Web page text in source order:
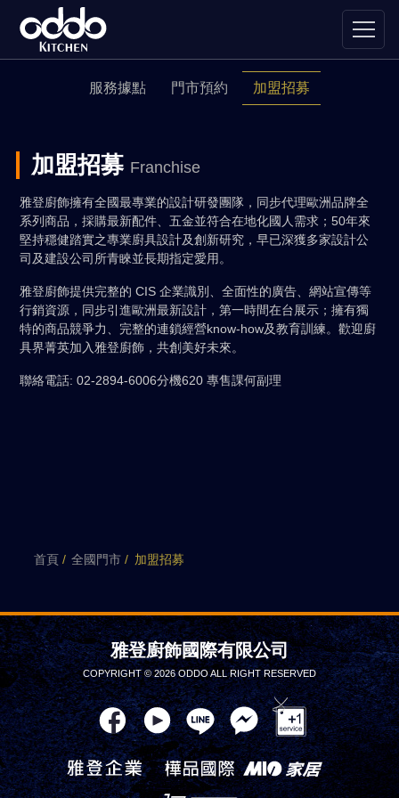
服務據點 門市預約 加盟招募
加盟招募 Franchise
雅登廚飾擁有全國最專業的設計研發團隊，同步代理歐洲品牌全
系列商品，採購最新配件、五金並符合在地化國人需求；50年來
堅持穩健踏實之專業廚具設計及創新研究，早已深獲多家設計公
司及建設公司所青睞並長期指定愛用。
雅登廚飾提供完整的 CIS 企業識別、全面性的廣告、網站宣傳等
行銷資源，同步引進歐洲最新設計，第一時間在台展示；擁有獨
特的商品競爭力、完整的連鎖經營know-how及教育訓練。歡迎廚
具界菁英加入雅登廚飾，共創美好未來。
聯絡電話: 02-2894-6006分機620 專售課何副理
首頁 全國門市 加盟招募
雅登廚飾國際有限公司
COPYRIGHT © 2026 ODDO ALL RIGHT RESERVED
雅登企業 樺品國際 mio家居